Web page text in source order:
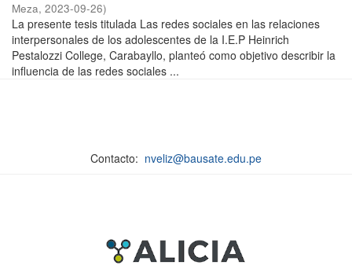
Meza, 2023-09-26)
La presente tesis titulada Las redes sociales en las relaciones
interpersonales de los adolescentes de la I.E.P Heinrich
Pestalozzi College, Carabayllo, planteó como objetivo describir la
influencia de las redes sociales ...
Contacto: nveliz@bausate.edu.pe